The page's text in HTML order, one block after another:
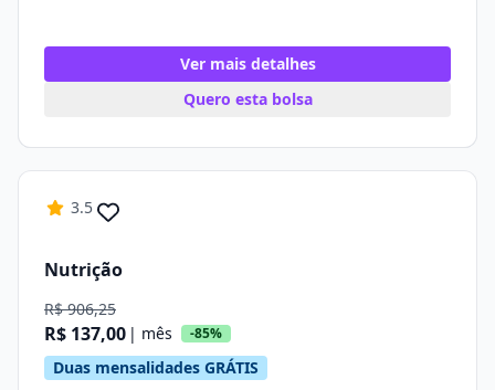
Ver mais detalhes
Quero esta bolsa
3.5
Nutrição
R$ 906,25
R$ 137,00 | mês -85%
Duas mensalidades GRÁTIS